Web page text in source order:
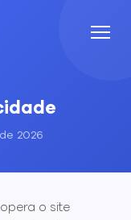
2026
opera o site